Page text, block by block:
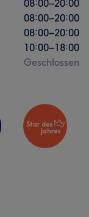
08:00–20:00
08:00–20:00
08:00–20:00
10:00–18:00
Geschlossen